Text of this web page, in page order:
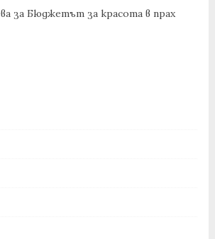
за Бюджетът за красота в прах